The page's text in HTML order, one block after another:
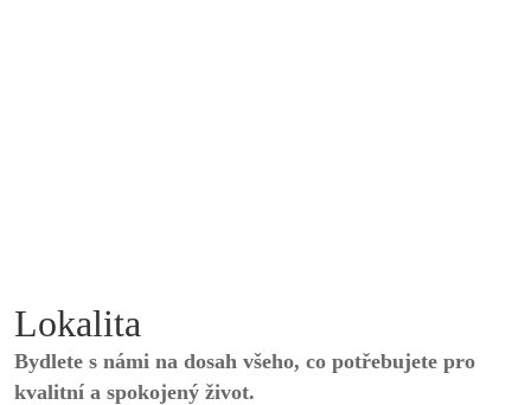
Lokalita
Bydlete s námi na dosah všeho, co potřebujete pro
kvalitní a spokojený život.